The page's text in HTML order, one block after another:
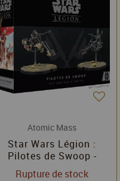
Atomic Mass
Star Wars Légion :
Pilotes de Swoop -
Extension d'unité
Rupture de stock